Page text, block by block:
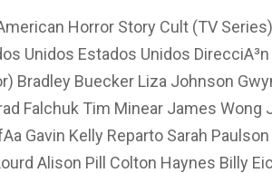
Horror Story Cult (TV
Unidos Estados Unidos
Bradley Buecker Liza Johnson
Falchuk Tim Minear James Wong
Gavin Kelly Reparto Sarah
Alison Pill Colton Haynes Billy